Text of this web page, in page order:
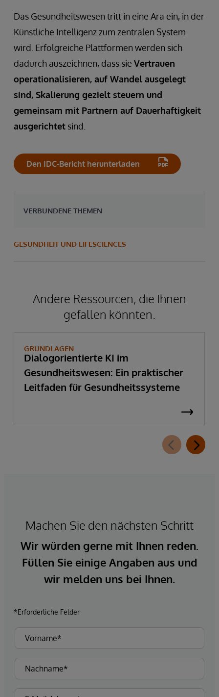
Das Gesundheitswesen tritt in eine Ära ein, in der
Künstliche Intelligenz zum zentralen System
wird. Erfolgreiche Plattformen werden sich
dadurch auszeichnen, dass sie Vertrauen
operationalisieren, auf Wandel ausgelegt
sind, Skalierung gezielt steuern und
gemeinsam mit Partnern auf Dauerhaftigkeit
ausgerichtet sind.
Den IDC-Bericht herunterladen
VERBUNDENE THEMEN
GESUNDHEIT UND LIFESCIENCES
Andere Ressourcen, die Ihnen
gefallen könnten.
GRUNDLAGEN
Dialogorientierte KI im
Gesundheitswesen: Ein praktischer
Leitfaden für Gesundheitssysteme
Machen Sie den nächsten Schritt
Wir würden gerne mit Ihnen reden.
Füllen Sie einige Angaben aus und
wir melden uns bei Ihnen.
*Erforderliche Felder